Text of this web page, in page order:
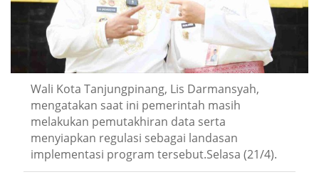
Wali Kota Tanjungpinang, Lis Darmansyah,
mengatakan saat ini pemerintah masih
melakukan pemutakhiran data serta
menyiapkan regulasi sebagai landasan
implementasi program tersebut.Selasa (21/4).